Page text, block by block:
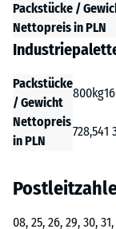
Packstücke /
Nettopreis in PLN
Packstücke
/ Gewicht
800kg
Nettopreis
in PLN
728,541
08, 25, 26, 29, 30,